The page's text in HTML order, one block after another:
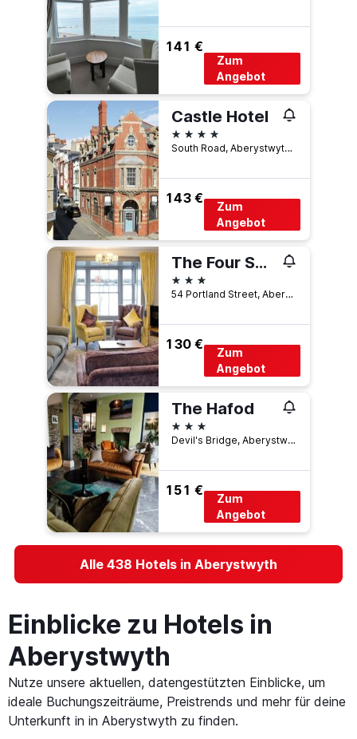
141 €
Zum
Angebot
Castle Hotel
4 Sterne
South Road, Aberystwyth, Großbritannien
143 €
Zum
Angebot
The Four Seasons Hotel
3 Sterne
54 Portland Street, Aberystwyth, Großbritannien
130 €
Zum
Angebot
The Hafod
3 Sterne
Devil's Bridge, Aberystwyth, Großbritannien
151 €
Zum
Angebot
Alle 438 Hotels in Aberystwyth
Einblicke zu Hotels in
Aberystwyth
Nutze unsere aktuellen, datengestützten Einblicke, um
ideale Buchungszeiträume, Preistrends und mehr für deine
Unterkunft in in Aberystwyth zu finden.